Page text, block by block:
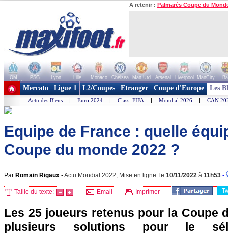
A retenir : Palmarès Coupe du
OM PSG Lyon Lille Monaco Chelsea Man Utd Arsenal Liverpool ManCity
+ de clubs
Mercato Ligue 1 L2/Coupes Etranger Coupe d'Europe Les
Actu des Bleus | Euro 2024 | Class. FIFA | Mondial 2026 | CAN
Equipe de France : quelle
Coupe du monde 2022 ?
Par Romain Rigaux -Actu Mondial 2022, Mise en ligne: le 10/11/2022 à 11h53 -
Taille du texte: Email Imprimer
Les 25 joueurs retenus pour la Coupe
plusieurs solutions pour le